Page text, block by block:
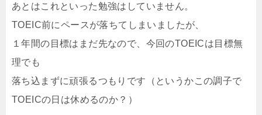
あとはこれといった勉強はしていません。
TOEIC前にペースが落ちてしまいましたが、
１年間の目標はまだ先なので、今回のTOEICは目標無
理でも
落ち込まずに頑張るつもりです（というかこの調子で
TOEICの日は休めるのか？）